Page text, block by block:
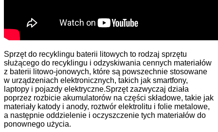
Sprzęt do recyklingu baterii litowych to rodzaj sprzętu
służącego do recyklingu i odzyskiwania cennych materiałów
z baterii litowo-jonowych, które są powszechnie stosowane
w urządzeniach elektronicznych, takich jak smartfony,
laptopy i pojazdy elektryczne.Sprzęt zazwyczaj działa
poprzez rozbicie akumulatorów na części składowe, takie jak
materiały katody i anody, roztwór elektrolitu i folie metalowe,
a następnie oddzielenie i oczyszczenie tych materiałów do
ponownego użycia.